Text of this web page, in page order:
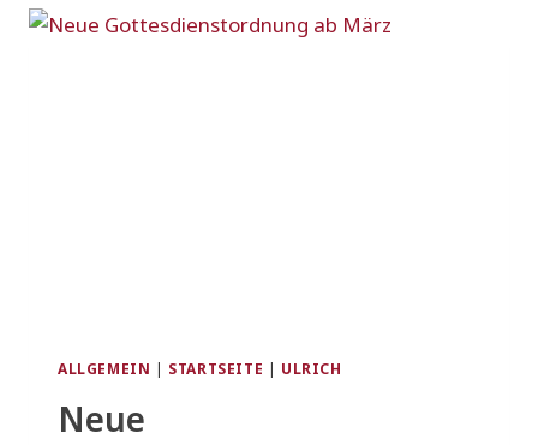
ALLGEMEIN | STARTSEITE | ULRICH
Neue